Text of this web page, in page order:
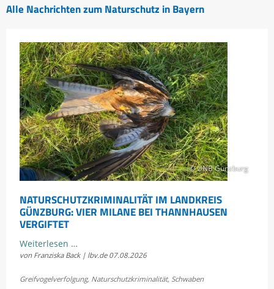
Alle Nachrichten zum Naturschutz in Bayern
© UNB Günzburg
NATURSCHUTZKRIMINALITÄT IM LANDKREIS
GÜNZBURG: VIER MILANE BEI THANNHAUSEN
VERGIFTET
Weiterlesen …Naturschutzkriminalität
im
von Franziska Back | lbv.de 07.08.2026
Greifvogelverfolgung, Naturschutzkriminalität, Schwaben